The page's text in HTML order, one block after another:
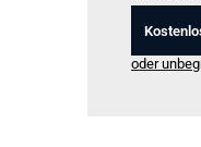
oder